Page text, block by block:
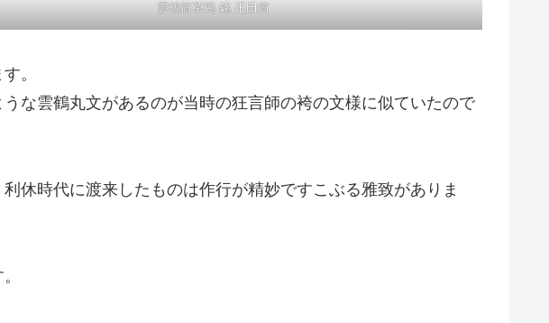
雲鶴筒茶碗 銘 疋田筒
。
な雲鶴丸文があるのが当時の狂言師の袴の文様に似ていたので
休時代に渡来したものは作行が精妙ですこぶる雅致がありま